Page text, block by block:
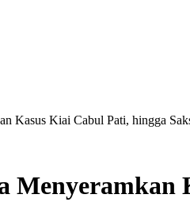
Kasus Kiai Cabul Pati, hingga